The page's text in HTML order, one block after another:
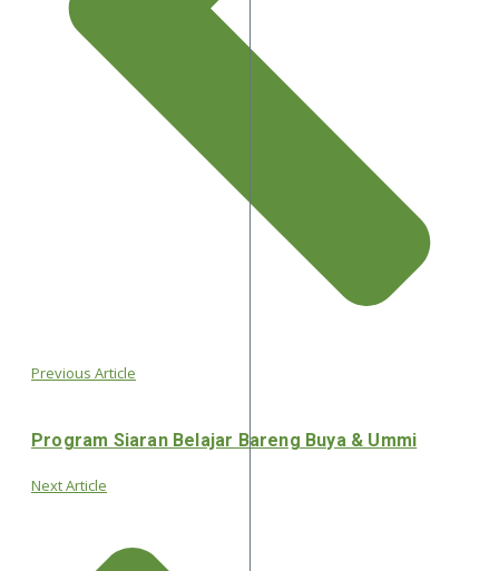
Previous Article
Program Siaran Belajar Bareng Buya & Ummi
Next Article